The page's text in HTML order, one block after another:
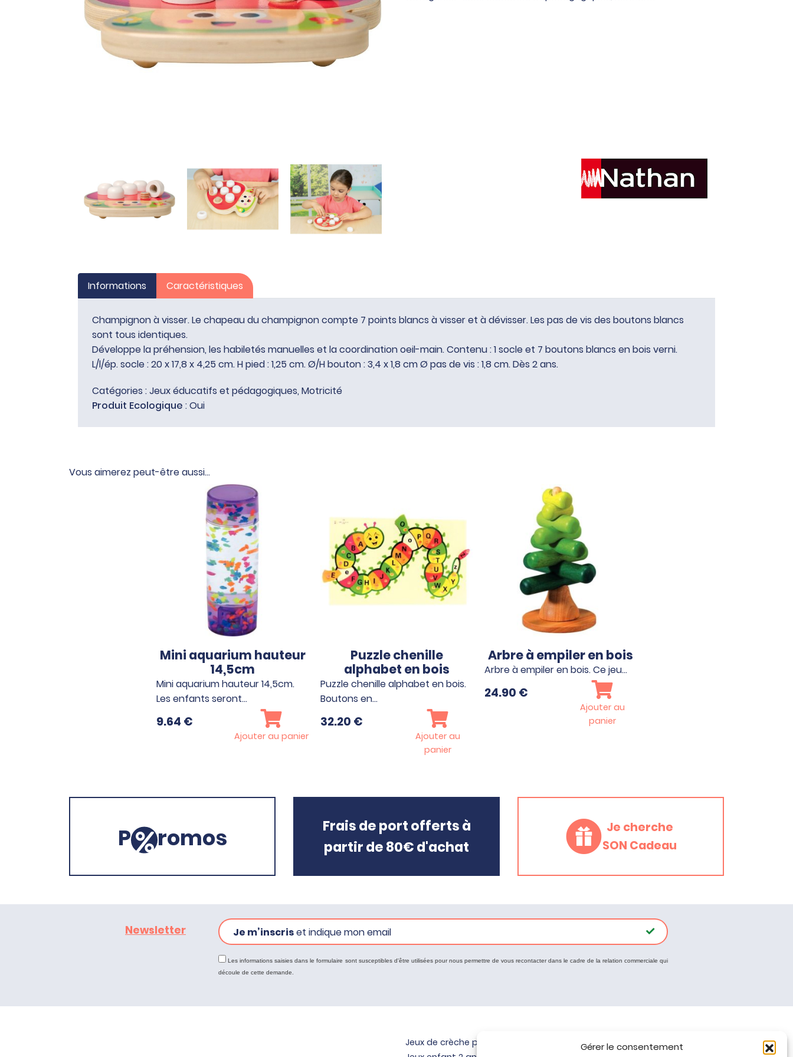
Gérer le consentement
Informations Caractéristiques
Champignon à visser. Le chapeau du champignon compte 7 points blancs à visser et à dévisser. Les pas de vis des boutons blancs
sont tous identiques.
Développe la préhension, les habiletés manuelles et la coordination oeil-main. Contenu : 1 socle et 7 boutons blancs en bois verni.
L/l/ép. socle : 20 x 17,8 x 4,25 cm. H pied : 1,25 cm. Ø/H bouton : 3,4 x 1,8 cm Ø pas de vis : 1,8 cm. Dès 2 ans.
Catégories :Jeux éducatifs et pédagogiques, Motricité
Produit Ecologique : Oui
Vous aimerez peut-être aussi…
Mini aquarium hauteur
14,5cm
Mini aquarium hauteur 14,5cm.
Les enfants seront…
9.64 €
Ajouter au panier
Puzzle chenille
alphabet en bois
Puzzle chenille alphabet en bois.
Boutons en…
32.20 €
Ajouter au
panier
Arbre à empiler en bois
Arbre à empiler en bois. Ce jeu…
24.90 €
Ajouter au
panier
P romos
Frais de port offerts à
partir de 80€ d'achat
Je cherche
SON Cadeau
Newsletter Je m’inscriset indique mon email
Les informations saisies dans le formulaire sont susceptibles d'être utilisées pour nous permettre de vous recontacter dans le cadre de la relation commerciale qui
découle de cette demande.
Jeux de crèche pour bébé
Tous nos produits